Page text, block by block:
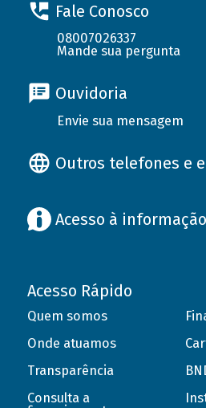
Fale Conosco
08007026337
Mande sua pergunta
Ouvidoria
Envie sua mensagem
Outros telefones e
Acesso à informação
Acesso Rápido
Quem somos
Onde atuamos
Transparência
Consulta a